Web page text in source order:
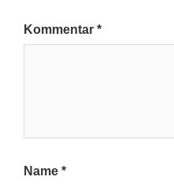
Kommentar *
Name *